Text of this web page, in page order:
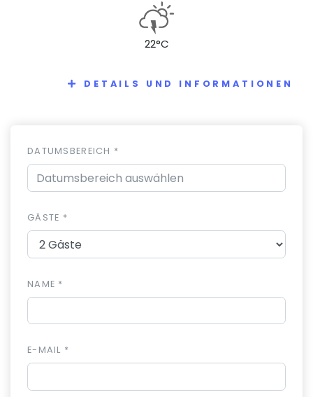
22°C
DETAILS UND INFORMATIONEN
DATUMSBEREICH *
GÄSTE *
NAME *
E-MAIL *